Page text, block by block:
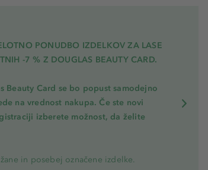
PONUDBO IZDELKOV ZA LASE
-7 % Z DOUGLAS BEAUTY CARD.
Beauty Card se bo popust samodejno
na vrednost nakupa. Če ste novi
izberete možnost, da želite
in posebej označene izdelke.